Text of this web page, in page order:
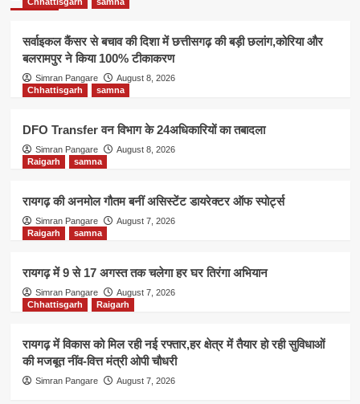
सर्वाइकल कैंसर से बचाव की दिशा में छत्तीसगढ़ की बड़ी छलांग,कोरिया और
बलरामपुर ने किया 100% टीकाकरण
Simran Pangare
August 8, 2026
Chhattisgarh
samna
DFO Transfer वन विभाग के 24अधिकारियों का तबादला
Simran Pangare
August 8, 2026
Raigarh
samna
रायगढ़ की अनमोल गौतम बनीं असिस्टेंट डायरेक्टर ऑफ स्पोर्ट्स
Simran Pangare
August 7, 2026
Raigarh
samna
रायगढ़ में 9 से 17 अगस्त तक चलेगा हर घर तिरंगा अभियान
Simran Pangare
August 7, 2026
Chhattisgarh
Raigarh
रायगढ़ में विकास को मिल रही नई रफ्तार,हर क्षेत्र में तैयार हो रही सुविधाओं
की मजबूत नींव-वित्त मंत्री ओपी चौधरी
Simran Pangare August 7, 2026